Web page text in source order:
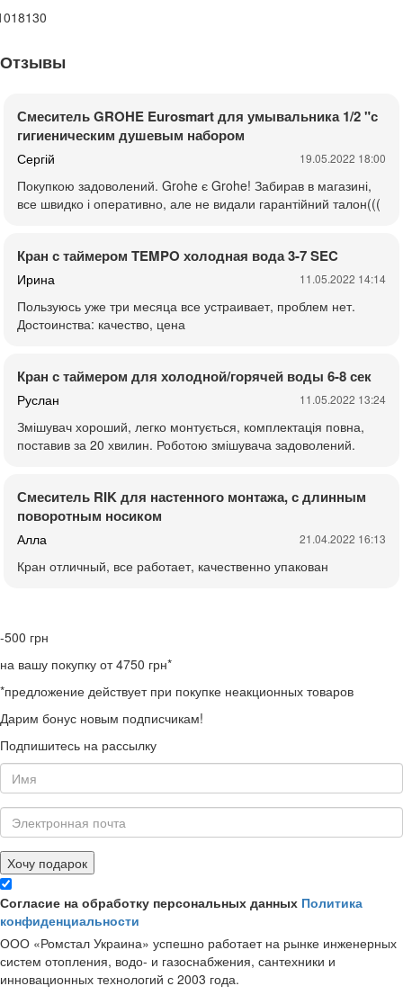
Отзывы
Смеситель GROHE Eurosmart для умывальника 1/2 "с
гигиеническим душевым набором
Сергій 19.05.2022 18:00
Покупкою задоволений. Grohe є Grohe! Забирав в магазині,
все швидко і оперативно, але не видали гарантійний талон(((
Кран с таймером TEMPO холодная вода 3-7 SEC
Ирина 11.05.2022 14:14
Пользуюсь уже три месяца все устраивает, проблем нет.
Достоинства: качество, цена
Кран с таймером для холодной/горячей воды 6-8 сек
Руслан 11.05.2022 13:24
Змішувач хороший, легко монтується, комплектація повна,
поставив за 20 хвилин. Роботою змішувача задоволений.
Смеситель RIK для настенного монтажа, с длинным
поворотным носиком
Алла 21.04.2022 16:13
Кран отличный, все работает, качественно упакован
-500 грн
на вашу покупку от 4750 грн*
*предложение действует при покупке неакционных товаров
Дарим бонус новым подписчикам!
Подпишитесь на рассылку
Хочу подарок
Согласие на обработку персональных данных Политика
конфиденциальности
ООО «Ромстал Украина» успешно работает на рынке инженерных
систем отопления, водо- и газоснабжения, сантехники и
инновационных технологий с 2003 года.